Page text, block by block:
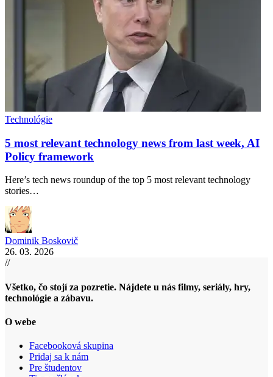
Technológie
5 most relevant technology news from last week, AI
Policy framework
Here’s tech news roundup of the top 5 most relevant technology
stories…
Dominik Boskovič
26. 03. 2026
//
Všetko, čo stojí za pozretie. Nájdete u nás filmy, seriály, hry,
technológie a zábavu.
O webe
Facebooková skupina
Pridaj sa k nám
Pre študentov